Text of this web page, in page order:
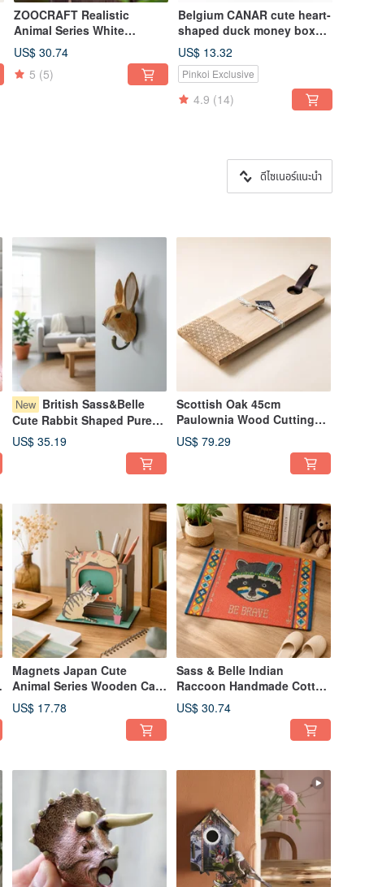
ZOOCRAFT Realistic
Animal Series White
Wagtail Figurine with
Magnet Clip / Desktop
Decor / Stationery
US$ 30.74
5 (5)
Belgium CANAR cute heart-
shaped duck money box
(design version shiny
Silver)
US$ 13.32
Pinkoi Exclusive
4.9 (14)
ดีไซเนอร์แนะนำ
New British Sass&Belle
Cute Rabbit Shaped Pure
Handmade Wood Carving
Hook
US$ 35.19
Scottish Oak 45cm
Paulownia Wood Cutting
Board/Serving
Board/Display Board with
US$ 79.29
Magnets Japan Cute
Animal Series Wooden Cat-
Shaped Assembly Pencil
Holder/Stand (Cat Watching
US$ 17.78
Sass & Belle Indian
Raccoon Handmade Cotton
Rug | Kids Entryway
Doormat
US$ 30.74